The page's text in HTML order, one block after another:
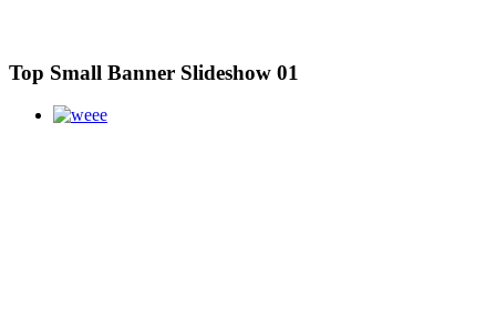
Top Small Banner Slideshow 01